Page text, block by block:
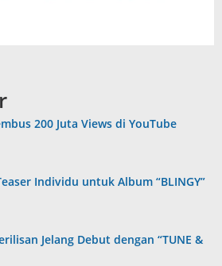
200 Juta Views di YouTube
Individu untuk Album “BLINGY”
Jelang Debut dengan “TUNE &